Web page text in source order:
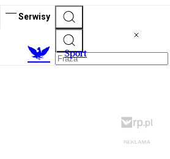
Serwisy
Sport